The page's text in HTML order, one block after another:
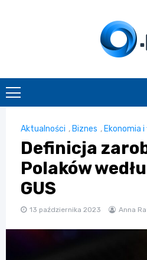
Aktualności , Biznes , Ekonomia
Definicja
Polaków
GUS
13 października 2023 Anna